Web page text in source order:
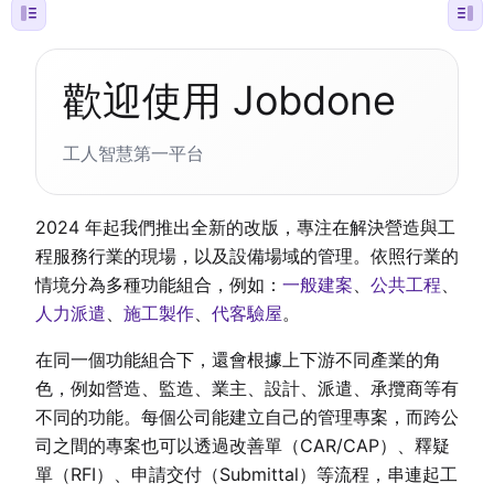
歡迎使用 Jobdone
工人智慧第一平台
2024 年起我們推出全新的改版，專注在解決營造與工
程服務行業的現場，以及設備場域的管理。依照行業的
情境分為多種功能組合，例如： 一般建案、 公共工程、
人力派遣、 施工製作、 代客驗屋。
在同一個功能組合下，還會根據上下游不同產業的角
色，例如營造、監造、業主、設計、派遣、承攬商等有
不同的功能。每個公司能建立自己的管理專案，而跨公
司之間的專案也可以透過改善單（CAR/CAP）、釋疑
單（RFI）、申請交付（Submittal）等流程，串連起工